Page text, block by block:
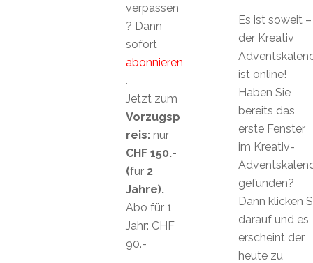
Es ist soweit –
der Kreativ
ist online!
Haben Sie
bereits das
erste Fenster
im Kreativ-
gefunden?
Dann klicken
darauf und es
erscheint der
heute zu
verpassen
? Dann
sofort
abonnieren
.
Jetzt zum
Vorzugsp
reis: nur
CHF 150.-
(für 2
Jahre).
Abo für 1
Jahr: CHF
90.-